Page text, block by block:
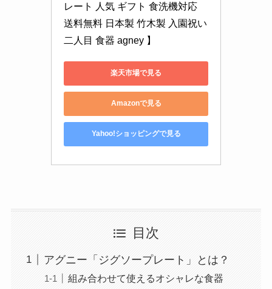
レート 人気 ギフト 食洗機対応
送料無料 日本製 竹木製 入園祝い
二人目 食器 agney 】
楽天市場で見る
Amazonで見る
Yahoo!ショッピングで見る
目次
アグニー「ジグソープレート」とは？
組み合わせて使えるオシャレな食器